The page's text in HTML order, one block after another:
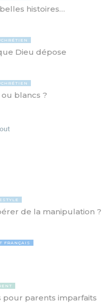
histoires…
Dieu dépose
blancs ?
de la manipulation ?
FRANÇAIS
pour parents imparfaits